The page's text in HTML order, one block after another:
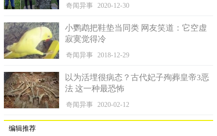
他们俩在一起，要求乌敏泰赶紧断了关系。
最终，乌敏泰修完学业后，父母强制性要求他回家迎娶当地
的一位千金小姐，觉得这样才能门当户对。由于乌敏泰不想让父
母操心，就忍痛割爱与李提淘分手，和有钱人家的女儿结婚。
李提淘听到乌敏泰要娶的新娘不是她时，顿时伤心欲绝，最
后在绝望中选择到谭童湖投湖自尽。死前她把洁白的衣襟撕了下
来，在衣襟上面写道：白色衬衫消失了，我的爱情也终结了。此
外，李提淘还立下遗书，等她死后，希望家人将她埋葬在谭童湖
周围种满松树的山丘上，这里曾经是她和乌敏泰谈恋爱的美好场
景。
奇闻异事 2020-12-30
小鹦鹉把鞋垫当同类 网友笑道：它空虚
寂寞觉得冷
奇闻异事 2018-12-29
以为活埋很病态？古代妃子殉葬皇帝3恶
法 这一种最恐怖
奇闻异事 2020-02-12
编辑推荐